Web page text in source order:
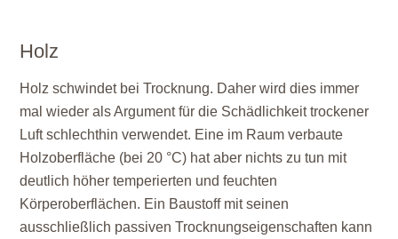
Holz
Holz schwindet bei Trocknung. Daher wird dies immer
mal wieder als Argument für die Schädlichkeit trockener
Luft schlechthin verwendet. Eine im Raum verbaute
Holzoberfläche (bei 20 °C) hat aber nichts zu tun mit
deutlich höher temperierten und feuchten
Körperoberflächen. Ein Baustoff mit seinen
ausschließlich passiven Trocknungseigenschaften kann